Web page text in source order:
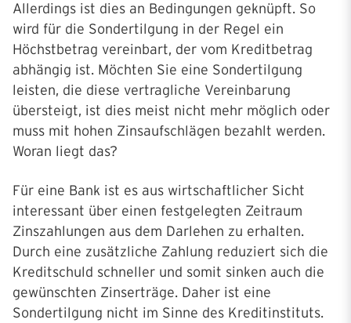
Allerdings ist dies an Bedingungen geknüpft. So
wird für die Sondertilgung in der Regel ein
Höchstbetrag vereinbart, der vom Kreditbetrag
abhängig ist. Möchten Sie eine Sondertilgung
leisten, die diese vertragliche Vereinbarung
übersteigt, ist dies meist nicht mehr möglich oder
muss mit hohen Zinsaufschlägen bezahlt werden.
Woran liegt das?
Für eine Bank ist es aus wirtschaftlicher Sicht
interessant über einen festgelegten Zeitraum
Zinszahlungen aus dem Darlehen zu erhalten.
Durch eine zusätzliche Zahlung reduziert sich die
Kreditschuld schneller und somit sinken auch die
gewünschten Zinserträge. Daher ist eine
Sondertilgung nicht im Sinne des Kreditinstituts.